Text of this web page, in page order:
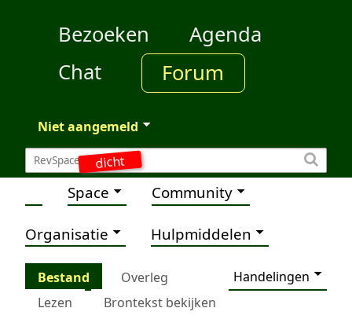
dicht
Bezoeken
Agenda
Chat
Forum
Niet aangemeld
Space Community
Organisatie Hulpmiddelen
Bestand Overleg
Handelingen
Lezen
Brontekst bekijken